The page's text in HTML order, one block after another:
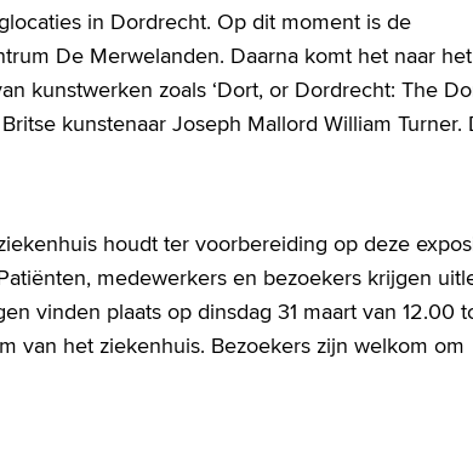
in Dordrecht. Op dit moment is de
De Merwelanden. Daarna komt het naar het
kunstwerken zoals ‘Dort, or Dordrecht: The
kunstenaar Joseph Mallord William Turner.
houdt ter voorbereiding op deze
medewerkers en bezoekers krijgen
vinden plaats op dinsdag 31 maart van 12.00
van het ziekenhuis. Bezoekers zijn welkom om